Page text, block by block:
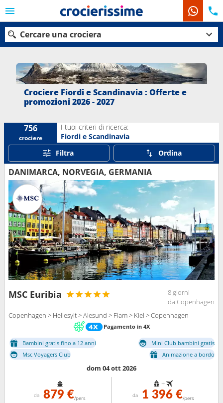
Cercare una crociera
Le nostre destinazioni
Porti
Ricerca
Crociere Fiordi e Scandinavia : Offerte e
promozioni 2026 - 2027
756
crociere
I tuoi criteri di ricerca:
Fiordi e Scandinavia
Filtra
Ordina
DANIMARCA, NORVEGIA, GERMANIA
MSC Euribia
8 giorni
da Copenhagen
Copenhagen > Hellesylt > Alesund > Flam > Kiel > Copenhagen
Pagamento in 4X
Bambini gratis fino a 12 anni
Mini Club bambini gratis
Msc Voyagers Club
Animazione a bordo
dom 04 ott 2026
da 879 €/pers
+
da 1 396 €/pers